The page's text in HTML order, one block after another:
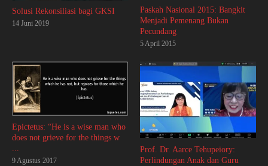
Solusi Rekonsiliasi bagi GKSI
14 Juni 2019
Paskah Nasional 2015: Bangkit
Menjadi Pemenang Bukan
Pecundang
5 April 2015
Epictetus: “He is a wise man who
does not grieve for the things w
...
9 Agustus 2017
Prof. Dr. Aarce Tehupeiory:
Perlindungan Anak dan Guru